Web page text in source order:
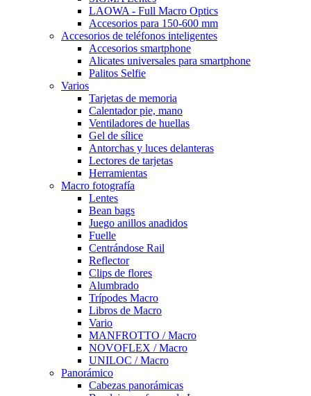
LAOWA - Full Macro Optics
Accesorios para 150-600 mm
Accesorios de teléfonos inteligentes
Accesorios smartphone
Alicates universales para smartphone
Palitos Selfie
Varios
Tarjetas de memoria
Calentador pie, mano
Ventiladores de huellas
Gel de sílice
Antorchas y luces delanteras
Lectores de tarjetas
Herramientas
Macro fotografía
Lentes
Bean bags
Juego anillos anadidos
Fuelle
Centrándose Rail
Reflector
Clips de flores
Alumbrado
Trípodes Macro
Libros de Macro
Vario
MANFROTTO / Macro
NOVOFLEX / Macro
UNILOC / Macro
Panorámico
Cabezas panorámicas